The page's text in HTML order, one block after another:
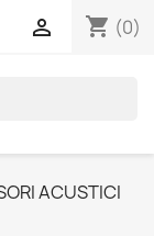
shopping_cart (0)

ACUSTICI